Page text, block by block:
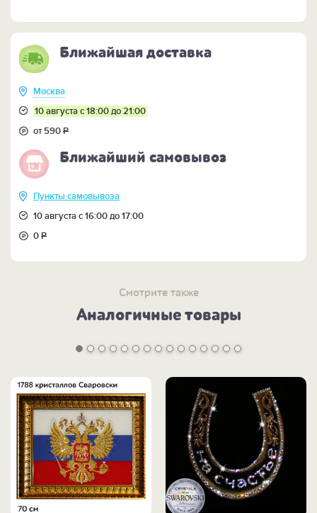
Ближайшая доставка
Москва
10 августа с 18:00 до 21:00
от 590Р
Ближайший самовывоз
Пункты самовывоза
10 августа с 16:00 до 17:00
0Р
Смотрите также
Аналогичные товары